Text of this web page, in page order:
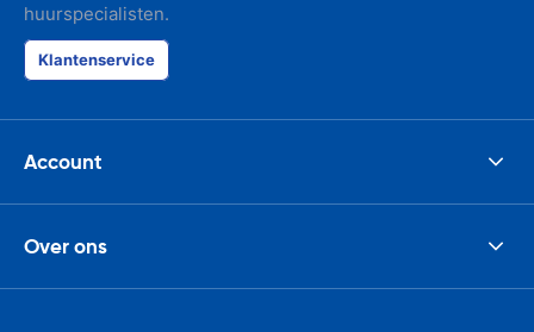
huurspecialisten.
Klantenservice
Account
Over ons